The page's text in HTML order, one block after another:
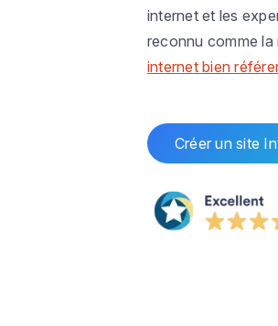
internet et les
reconnu comme
internet bien
Créer un site